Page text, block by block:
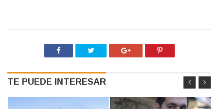
TE PUEDE INTERESAR